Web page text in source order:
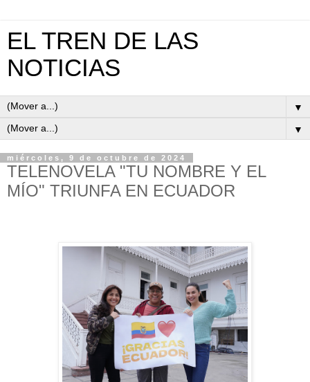
EL TREN DE LAS
NOTICIAS
▼
▼
miércoles, 9 de octubre de 2024
TELENOVELA "TU NOMBRE Y EL
MÍO" TRIUNFA EN ECUADOR